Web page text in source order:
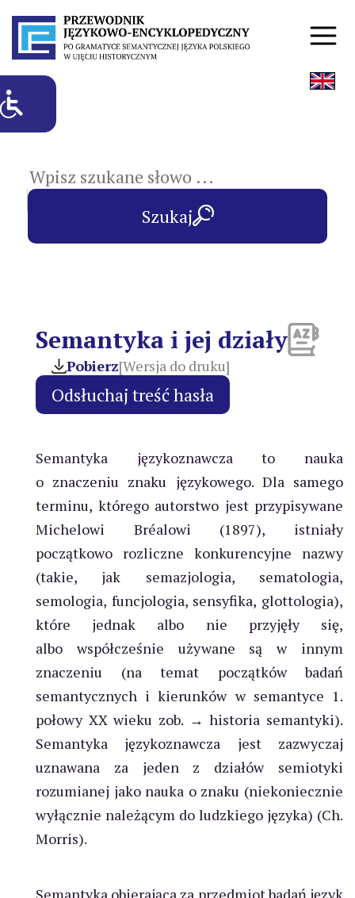
Szukaj
Semantyka i jej działy
Pobierz[Wersja do druku]
Semantyka językoznawcza to nauka
o znaczeniu znaku językowego. Dla samego
terminu, którego autorstwo jest przypisywane
Michelowi Bréalowi (1897), istniały
początkowo rozliczne konkurencyjne nazwy
(takie, jak semazjologia, sematologia,
semologia, funcjologia, sensyfika, glottologia),
które jednak albo nie przyjęły się,
albo współcześnie używane są w innym
znaczeniu (na temat początków badań
semantycznych i kierunków w semantyce 1.
połowy XX wieku zob. → historia semantyki).
Semantyka językoznawcza jest zazwyczaj
uznawana za jeden z działów semiotyki
rozumianej jako nauka o znaku (niekoniecznie
wyłącznie należącym do ludzkiego języka) (Ch.
Morris).
Semantyka obierająca za przedmiot badań język